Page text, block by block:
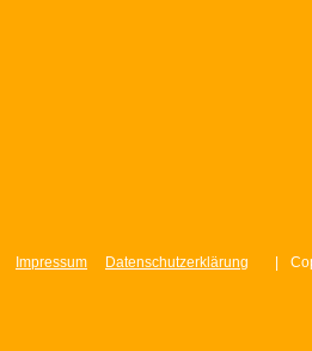
Impressum Datenschutzerklärung